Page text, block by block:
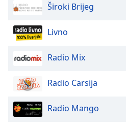
Font
Family
Close
Modal
Dialog
End
Široki Brijeg
Livno
Radio Mix
Radio Carsija
Radio Mango